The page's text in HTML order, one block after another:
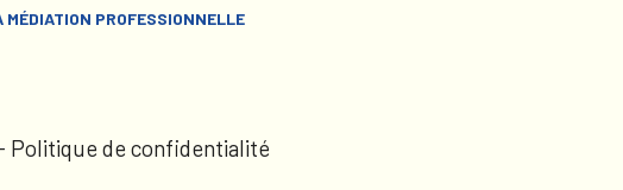
MÉDIATION PROFESSIONNELLE
Politique de confidentialité